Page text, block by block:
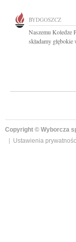
BYDGOSZCZ
Naszemu Koledze
składamy
Copyright © Wyborcza
Ustawienia